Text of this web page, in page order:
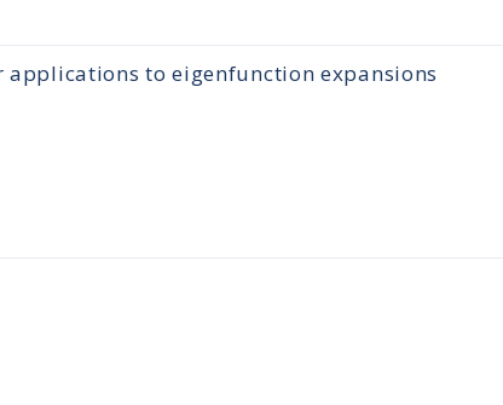
to eigenfunction expansions